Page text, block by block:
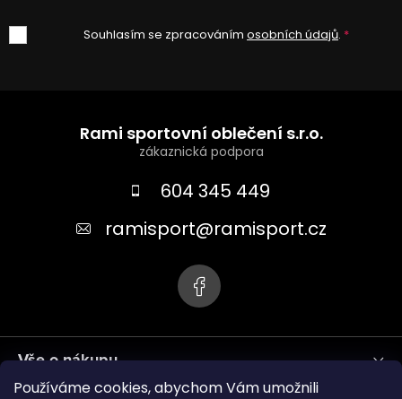
Používáme cookies, abychom Vám umožnili
Souhlasím se zpracováním osobních údajů.
Rami sportovní oblečení s.r.o.
604 345 449
ramisport@ramisport.cz
Vše o nákupu